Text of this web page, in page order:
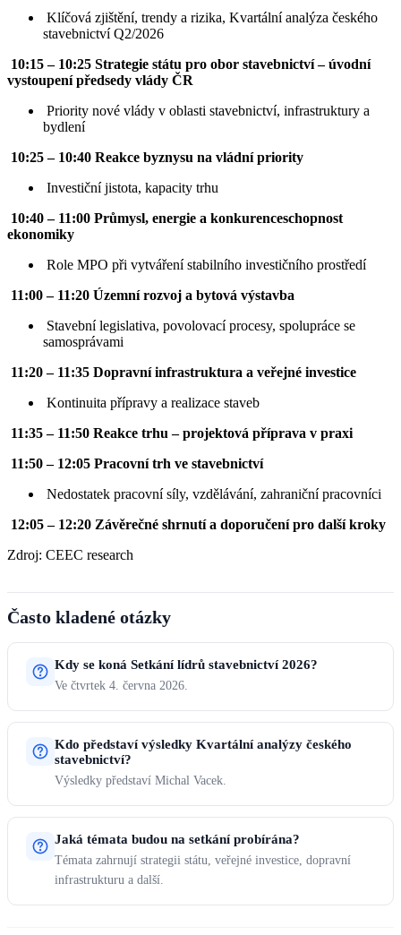
Klíčová zjištění, trendy a rizika, Kvartální analýza českého
stavebnictví Q2/2026
10:15 – 10:25 Strategie státu pro obor stavebnictví – úvodní
vystoupení předsedy vlády ČR
Priority nové vlády v oblasti stavebnictví, infrastruktury a
bydlení
10:25 – 10:40 Reakce byznysu na vládní priority
Investiční jistota, kapacity trhu
10:40 – 11:00 Průmysl, energie a konkurenceschopnost
ekonomiky
Role MPO při vytváření stabilního investičního prostředí
11:00 – 11:20 Územní rozvoj a bytová výstavba
Stavební legislativa, povolovací procesy, spolupráce se
samosprávami
11:20 – 11:35 Dopravní infrastruktura a veřejné investice
Kontinuita přípravy a realizace staveb
11:35 – 11:50 Reakce trhu – projektová příprava v praxi
11:50 – 12:05 Pracovní trh ve stavebnictví
Nedostatek pracovní síly, vzdělávání, zahraniční pracovníci
12:05 – 12:20 Závěrečné shrnutí a doporučení pro další kroky
Zdroj: CEEC research
Často kladené otázky
Kdy se koná Setkání lídrů stavebnictví 2026?
Ve čtvrtek 4. června 2026.
Kdo představí výsledky Kvartální analýzy českého
stavebnictví?
Výsledky představí Michal Vacek.
Jaká témata budou na setkání probírána?
Témata zahrnují strategii státu, veřejné investice, dopravní
infrastrukturu a další.